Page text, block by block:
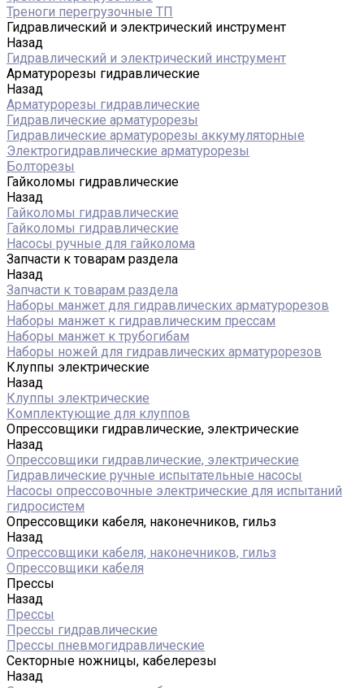
Треноги перегрузочные ТП
Гидравлический и электрический инструмент
Назад
Гидравлический и электрический инструмент
Арматурорезы гидравлические
Назад
Арматурорезы гидравлические
Гидравлические арматурорезы
Гидравлические арматурорезы аккумуляторные
Электрогидравлические арматурорезы
Болторезы
Гайколомы гидравлические
Назад
Гайколомы гидравлические
Гайколомы гидравлические
Насосы ручные для гайколома
Запчасти к товарам раздела
Назад
Запчасти к товарам раздела
Наборы манжет для гидравлических арматурорезов
Наборы манжет к гидравлическим прессам
Наборы манжет к трубогибам
Наборы ножей для гидравлических арматурорезов
Клуппы электрические
Назад
Клуппы электрические
Комплектующие для клуппов
Опрессовщики гидравлические, электрические
Назад
Опрессовщики гидравлические, электрические
Гидравлические ручные испытательные насосы
Насосы опрессовочные электрические для испытаний
гидросистем
Опрессовщики кабеля, наконечников, гильз
Назад
Опрессовщики кабеля, наконечников, гильз
Опрессовщики кабеля
Прессы
Назад
Прессы
Прессы гидравлические
Прессы пневмогидравлические
Секторные ножницы, кабелерезы
Назад